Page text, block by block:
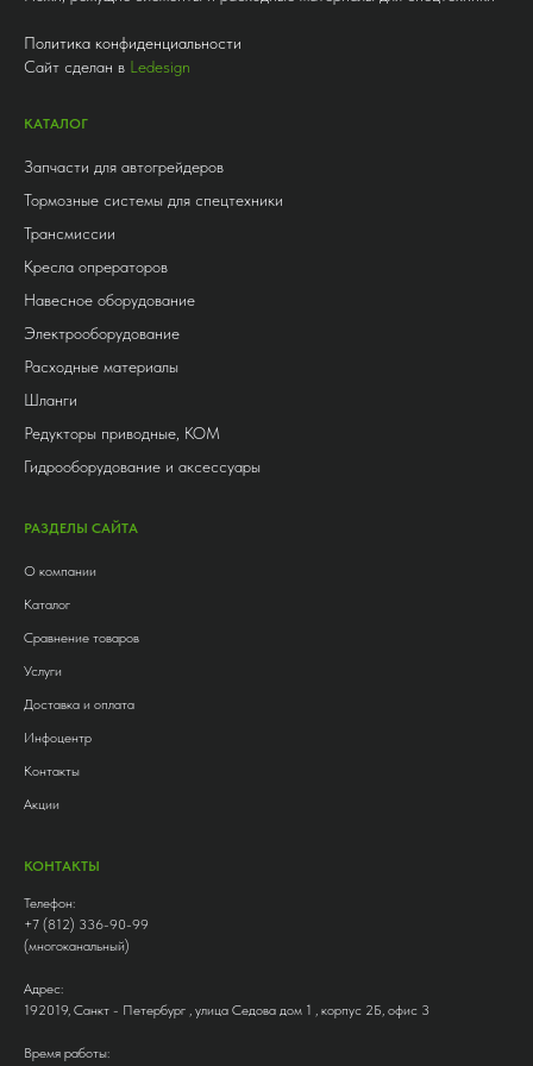
Политика конфиденциальности
Сайт сделан в Ledesign
КАТАЛОГ
Запчасти для автогрейдеров
Тормозные системы для спецтехники
Трансмиссии
Кресла опрераторов
Навесное оборудование
Электрооборудование
Расходные материалы
Шланги
Редукторы приводные, КОМ
Гидрооборудование и аксессуары
РАЗДЕЛЫ САЙТА
О компании
Каталог
Сравнение товаров
Услуги
Доставка и оплата
Инфоцентр
Контакты
Акции
КОНТАКТЫ
Телефон:
+7 (812) 336-90-99
(многоканальный)
Адрес:
192019, Санкт - Петербург , улица Седова дом 1 , корпус 2Б, офис 3
Время работы: